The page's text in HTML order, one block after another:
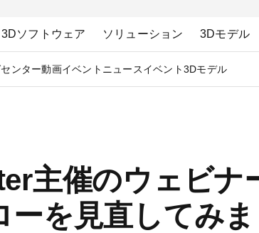
3Dソフトウェア ソリューション 3Dモデル
ンター動画イベント ニュースイベント3Dモデル
主催のウェビナ
ーを見直してみま